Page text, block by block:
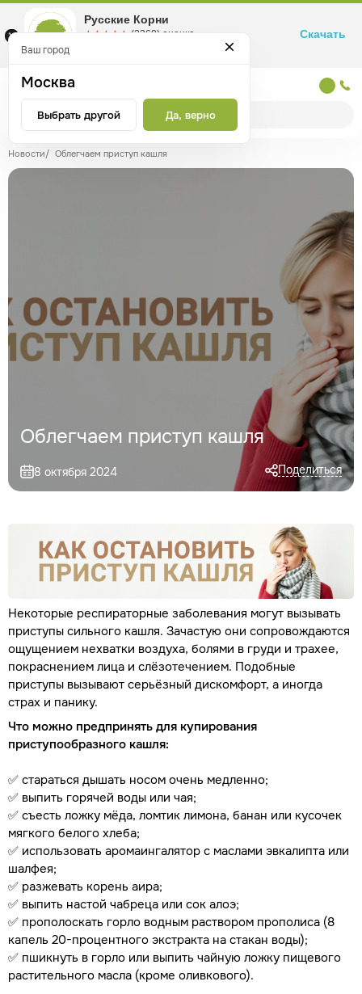
Новости/ Облегчаем приступ кашля
Облегчаем приступ кашля
8 октября 2024 Поделиться
Некоторые респираторные заболевания могут вызывать
приступы сильного кашля. Зачастую они сопровождаются
ощущением нехватки воздуха, болями в груди и трахее,
покраснением лица и слёзотечением. Подобные
приступы вызывают серьёзный дискомфорт, а иногда
страх и панику.
Что можно предпринять для купирования
приступообразного кашля:
✅ стараться дышать носом очень медленно;
✅ выпить горячей воды или чая;
✅ съесть ложку мёда, ломтик лимона, банан или кусочек
мягкого белого хлеба;
✅ использовать аромаингалятор с маслами эвкалипта или
шалфея;
✅ разжевать корень аира;
✅ выпить настой чабреца или сок алоэ;
✅ прополоскать горло водным раствором прополиса (8
капель 20-процентного экстракта на стакан воды);
✅ пшикнуть в горло или выпить чайную ложку пищевого
растительного масла (кроме оливкового).
Ваш город
Москва
Выбрать другой Да, верно
Русские Корни
☆☆☆☆☆
★★★★★ (2360) оценка
Маркетплейс товаров для здоровья
Скачать